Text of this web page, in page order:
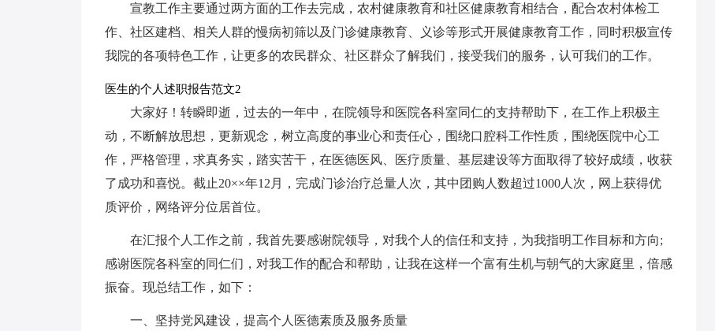
宣教工作主要通过两方面的工作去完成，农村健康教育和社区健康教育相结合，配合农村体检工
作、社区建档、相关人群的慢病初筛以及门诊健康教育、义诊等形式开展健康教育工作，同时积极宣传
我院的各项特色工作，让更多的农民群众、社区群众了解我们，接受我们的服务，认可我们的工作。
医生的个人述职报告范文2
大家好！转瞬即逝，过去的一年中，在院领导和医院各科室同仁的支持帮助下，在工作上积极主
动，不断解放思想，更新观念，树立高度的事业心和责任心，围绕口腔科工作性质，围绕医院中心工
作，严格管理，求真务实，踏实苦干，在医德医风、医疗质量、基层建设等方面取得了较好成绩，收获
了成功和喜悦。截止20××年12月，完成门诊治疗总量人次，其中团购人数超过1000人次，网上获得优
质评价，网络评分位居首位。
在汇报个人工作之前，我首先要感谢院领导，对我个人的信任和支持，为我指明工作目标和方向;
感谢医院各科室的同仁们，对我工作的配合和帮助，让我在这样一个富有生机与朝气的大家庭里，倍感
振奋。现总结工作，如下：
一、坚持党风建设，提高个人医德素质及服务质量